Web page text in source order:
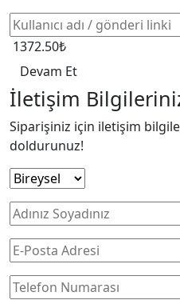
1372.50₺
Devam Et
İletişim
Siparişiniz için iletişim
doldurunuz!